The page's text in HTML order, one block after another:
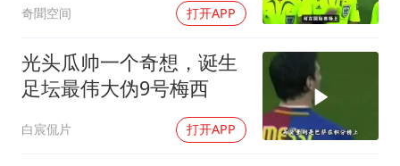
奋进开新局 实干挑大梁
奇聞空间 打开APP
光头瓜帅一个奇想，诞生
足坛最伟大伪9号梅西
白宸侃片 打开APP